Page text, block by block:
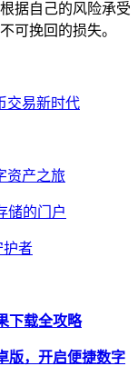
据自己的风险承受
可挽回的损失。
交易新时代
资产之旅
储的门户
护者
下载全攻略
版，开启便捷数字